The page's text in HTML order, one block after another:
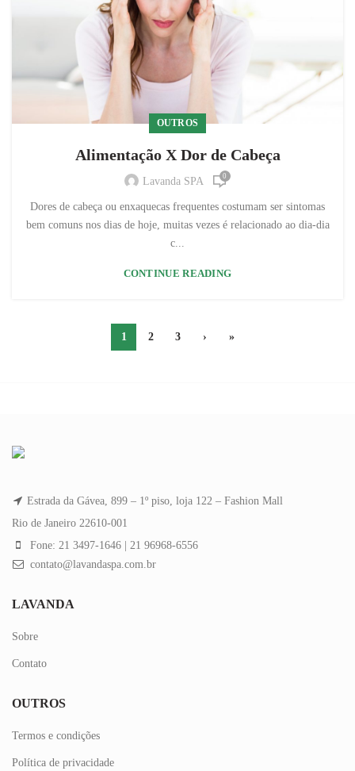
OUTROS
Alimentação X Dor de Cabeça
Lavanda SPA 0
Dores de cabeça ou enxaquecas frequentes costumam ser sintomas
bem comuns nos dias de hoje, muitas vezes é relacionado ao dia-dia
c...
CONTINUE READING
1 2 3 › »
Estrada da Gávea, 899 – 1º piso, loja 122 – Fashion Mall
Rio de Janeiro 22610-001
Fone: 21 3497-1646 | 21 96968-6556
contato@lavandaspa.com.br
LAVANDA
Sobre
Contato
OUTROS
Termos e condições
Política de privacidade